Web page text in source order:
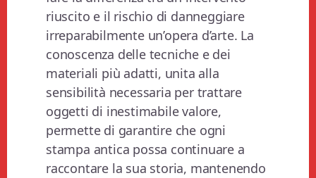
riuscito e il rischio di danneggiare
irreparabilmente un’opera d’arte. La
conoscenza delle tecniche e dei
materiali più adatti, unita alla
sensibilità necessaria per trattare
oggetti di inestimabile valore,
permette di garantire che ogni
stampa antica possa continuare a
raccontare la sua storia, mantenendo